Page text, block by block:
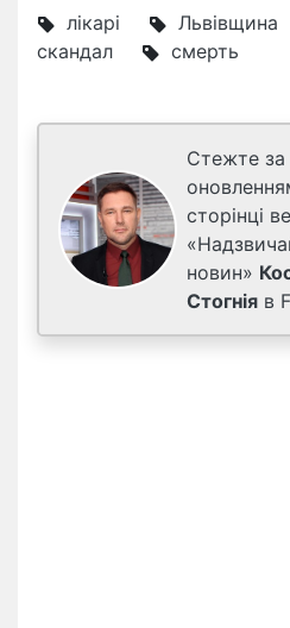
лікарі Львівщина
скандал
смерть
Стежте за
сторінці
новин»
Стогнія в